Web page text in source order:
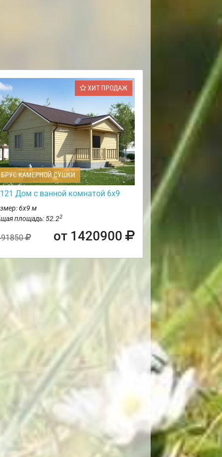
ХИТ ПРОДАЖ
КАМЕРНОЙ СУШКИ
Дом с ванной комнатой 6х9
6х9 м
площадь: 52.22
от 1420900